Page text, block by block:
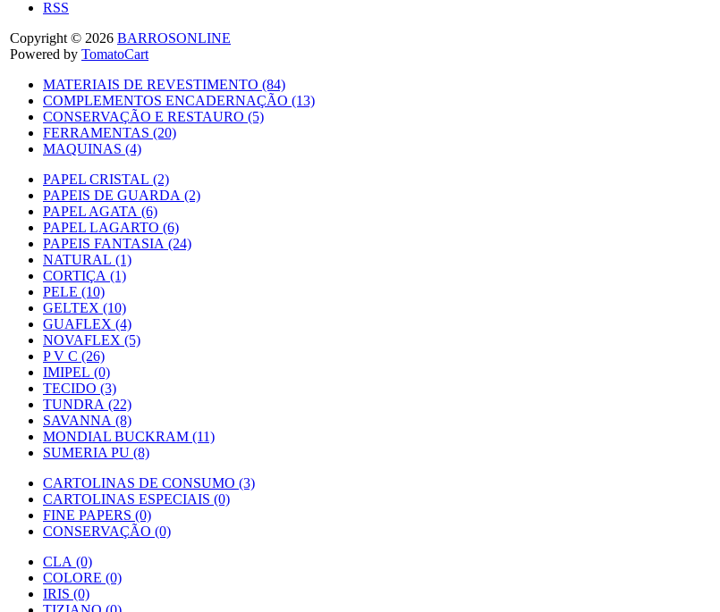
RSS
Copyright © 2026 BARROSONLINE
Powered by TomatoCart
MATERIAIS DE REVESTIMENTO (84)
COMPLEMENTOS ENCADERNAÇÃO (13)
CONSERVAÇÃO E RESTAURO (5)
FERRAMENTAS (20)
MAQUINAS (4)
PAPEL CRISTAL (2)
PAPEIS DE GUARDA (2)
PAPEL AGATA (6)
PAPEL LAGARTO (6)
PAPEIS FANTASIA (24)
NATURAL (1)
CORTIÇA (1)
PELE (10)
GELTEX (10)
GUAFLEX (4)
NOVAFLEX (5)
P V C (26)
IMIPEL (0)
TECIDO (3)
TUNDRA (22)
SAVANNA (8)
MONDIAL BUCKRAM (11)
SUMERIA PU (8)
CARTOLINAS DE CONSUMO (3)
CARTOLINAS ESPECIAIS (0)
FINE PAPERS (0)
CONSERVAÇÃO (0)
CLA (0)
COLORE (0)
IRIS (0)